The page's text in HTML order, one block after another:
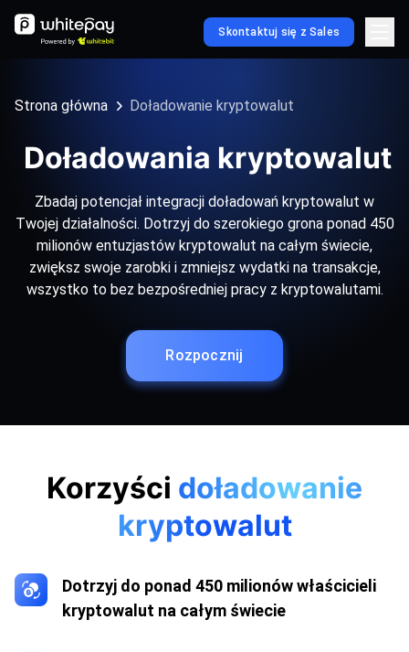
Skontaktuj się z Sales
Strona główna Doładowanie kryptowalut
Doładowania kryptowalut
Zbadaj potencjał integracji doładowań kryptowalut w
Twojej działalności. Dotrzyj do szerokiego grona ponad 450
milionów entuzjastów kryptowalut na całym świecie,
zwiększ swoje zarobki i zmniejsz wydatki na transakcje,
wszystko to bez bezpośredniej pracy z kryptowalutami.
Rozpocznij
Korzyści doładowanie
kryptowalut
Dotrzyj do ponad 450 milionów właścicieli
kryptowalut na całym świecie